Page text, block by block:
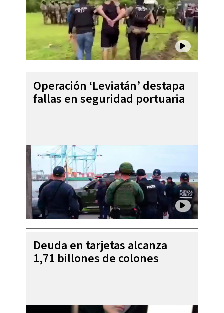
Operación ‘Leviatán’ destapa
fallas en seguridad portuaria
Deuda en tarjetas alcanza
1,71 billones de colones